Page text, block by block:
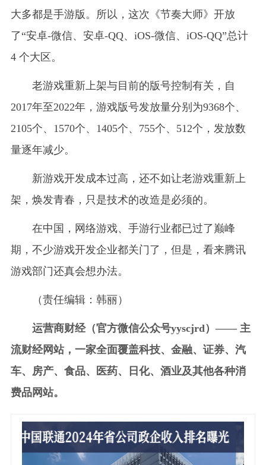
大多都是手游版。所以，这次《节奏大师》开放
了“安卓-微信、安卓-QQ、iOS-微信、iOS-QQ”总计
4 个大区。
老游戏重新上架与目前的版号控制有关，自
2017年至2022年，游戏版号发放量分别为9368个、
2105个、1570个、1405个、755个、512个，发放数
量逐年减少。
新游戏开发成本过高，还不如让老游戏重新上
架，焕发青春，只是技术的改造是必须的。
在中国，网络游戏、手游行业都已过了巅峰
期，不少游戏开发企业都关门了，但是，看来腾讯
游戏部门还真会想办法。
（责任编辑：韩丽）
运营商财经（官方微信公众号yyscjrd）—— 主
流财经网站，一家全面覆盖科技、金融、证券、汽
车、房产、食品、医药、日化、酒业及其他各种消
费品网站。